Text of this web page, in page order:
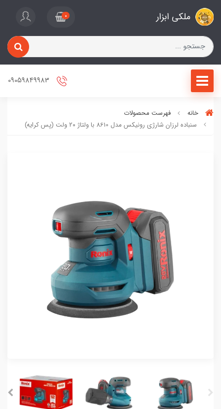
ملکی ابزار 0
خانه
فهرست محصولات
سنباده لرزان شارژی رونیکس مدل 8610 با ولتاژ ۲۰ ولت (پس کرایه)